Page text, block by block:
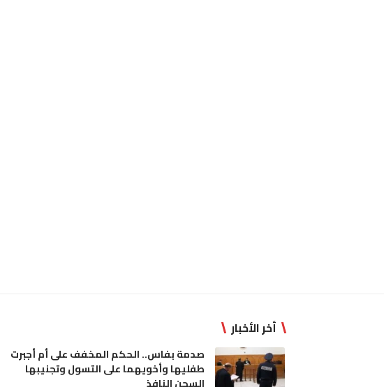
أخر الأخبار
صدمة بفاس.. الحكم المخفف على أم أجبرت
طفليها وأخويهما على التسول وتجنيبها